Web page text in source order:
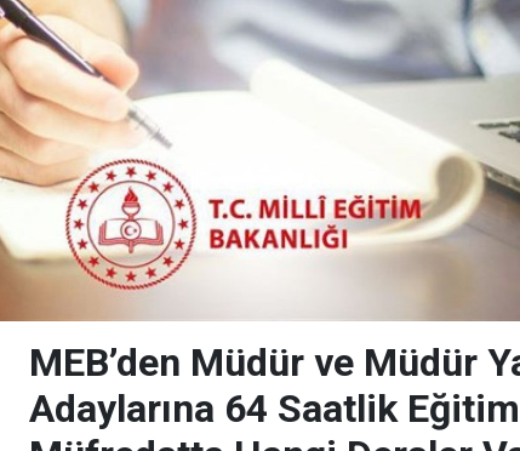
MEB’den Müdür ve Müdür
Adaylarına 64 Saatlik